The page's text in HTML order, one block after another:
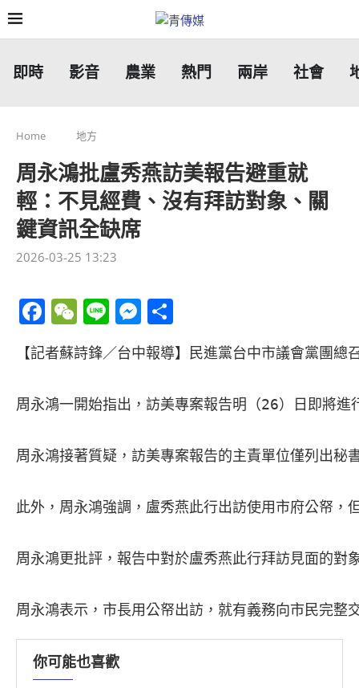
即時 影音 農業 熱門 兩岸 社會
Home 地方
周永鴻批盧秀燕訪美報告避重就
輕：不見經費、沒有拜訪對象、關
鍵資訊全缺席
2026-03-25 13:23
Facebook
WeChat
LineMessenger
享
【記者蘇詩鋒／台中報導】民進黨台中市議會黨團
周永鴻一開始指出，訪美專案報告明（26）日即將
周永鴻接著質疑，訪美專案報告的主責單位僅列出
此外，周永鴻強調，盧秀燕此行出訪使用市府公帑
周永鴻更批評，報告中對於盧秀燕此行拜訪見面的
周永鴻表示，市長用公帑出訪，就有義務向市民完
你可能也喜歡